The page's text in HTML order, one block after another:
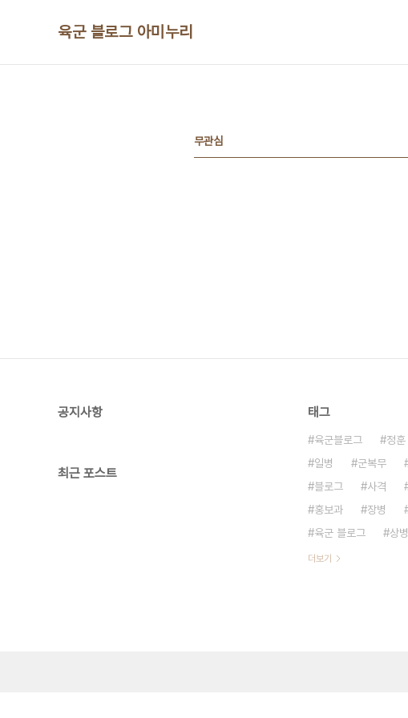
육군 블로그 아미누리
무관심
공지사항
최근 포스트
태그
육군블로그 정훈
일병
군복무
블로그
사격
홍보과
장병
육군 블로그
상병
더보기